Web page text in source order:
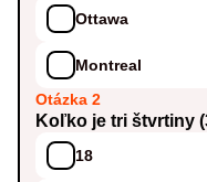
Ottawa
Montreal
Otázka 2
Koľko je tri štvrtiny
18